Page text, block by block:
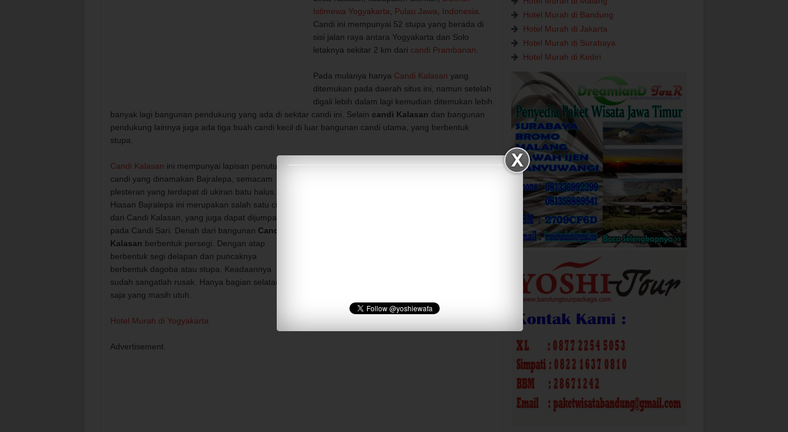
Istimewa Yogyakarta
Pulau Jawa Indonesia
Candi ini mempunyai 52 stupa yang berada di
sisi jalan raya antara Yogyakarta dan Solo
letaknya sekitar 2 km dari candi Prambanan
Pada mulanya hanya Candi Kalasan yang
ditemukan pada daerah situs ini, namun setelah
digali lebih dalam lagi kemudian ditemukan lebih
banyak lagi bangunan pendukung yang ada di sekitar candi ini. Selain candi Kalasan dan bangunan
pendukung lainnya juga ada tiga buah candi kecil di luar bangunan candi utama, yang berbentuk
stupa.
Candi Kalasan
Foto Oleh : wikipedia
Candi Kalasan ini mempunyai lapisan penutup
candi yang dinamakan Bajralepa, semacam
plesteran yang terdapat di ukiran batu halus.
Hiasan Bajralepa ini merupakan salah satu ciri
dari Candi Kalasan, yang juga dapat dijumpai
pada Candi Sari. Denah dari bangunan Candi
Kalasan berbentuk persegi. Dengan atap
berbentuk segi delapan dan puncaknya
berbentuk dagoba atau stupa. Keadaannya
sudah sangatlah rusak. Hanya bagian selatan
saja yang masih utuh.
Hotel Murah di Yogyakarta
Advertisement.
Hotel Murah di Bandung
Hotel Murah di Jakarta
Hotel Murah di Surabaya
Hotel Murah di Kediri